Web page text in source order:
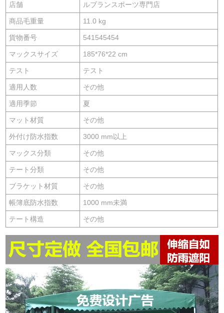
店舗 ルブランスポーツ専門店
商品毛重量 11.0 kg
貨物番号 541545454
マックスサイズ 185*76*22 cm
テスト テスト
適用人数 その他
適用季節 夏
マット材質 その他
外付け防水指数 3000 mm以上
マックス分類 その他
テート分類 その他
ブラケット材質 その他
帳簿底防水指数 1000 mm未満
テート構造 その他